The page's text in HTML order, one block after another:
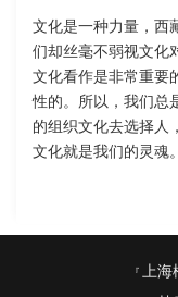
文化是一种力量，西
们却丝毫不弱视文化
文化看作是非常重要
性的。所以，我们总
的组织文化去选择人
文化就是我们的灵魂。
上海